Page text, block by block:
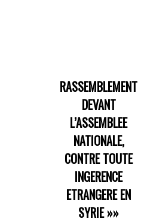
RASSEMBLEMENT
DEVANT
L’ASSEMBLEE
NATIONALE,
CONTRE TOUTE
INGERENCE
ETRANGERE EN
SYRIE»»